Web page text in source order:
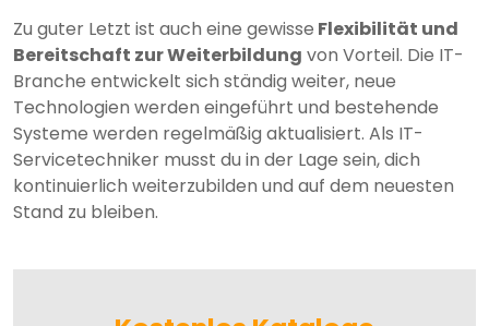
Zu guter Letzt ist auch eine gewisse Flexibilität und
Bereitschaft zur Weiterbildung von Vorteil. Die IT-
Branche entwickelt sich ständig weiter, neue
Technologien werden eingeführt und bestehende
Systeme werden regelmäßig aktualisiert. Als IT-
Servicetechniker musst du in der Lage sein, dich
kontinuierlich weiterzubilden und auf dem neuesten
Stand zu bleiben.